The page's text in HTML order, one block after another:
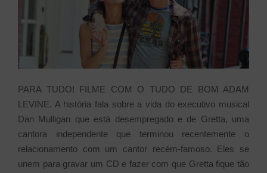
PARA TUDO! FILME COM O TUDO DE BOM ADAM
LEVINE. A história fala sobre a vida do executivo musical
Dan Mulligan que está desempregado e de Gretta, uma
cantora independente que terminou recentemente o
relacionamento com um cantor recém-famoso. Eles se
unem para gravar um CD e fazer com que Gretta fique tão